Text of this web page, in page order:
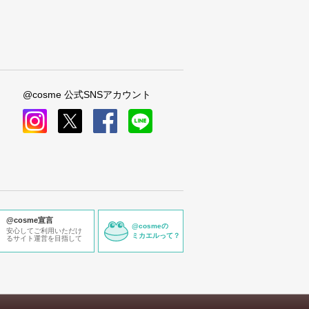
@cosme 公式SNSアカウント
@cosme宣言
安心してご利用いただけ
るサイト運営を目指して
@cosmeの
ミカエルって？